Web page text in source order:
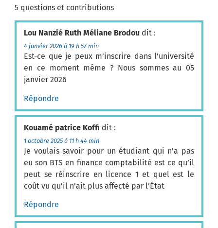
5 questions et contributions
Lou Nanzié Ruth Méliane Brodou dit :
4 janvier 2026 à 19 h 57 min
Est-ce que je peux m’inscrire dans l’université
en ce moment même ? Nous sommes au 05
janvier 2026
Répondre
Kouamé patrice Koffi dit :
1 octobre 2025 à 11 h 44 min
Je voulais savoir pour un étudiant qui n’a pas
eu son BTS en finance comptabilité est ce qu’il
peut se réinscrire en licence 1 et quel est le
coût vu qu’il n’ait plus affecté par l’État
Répondre